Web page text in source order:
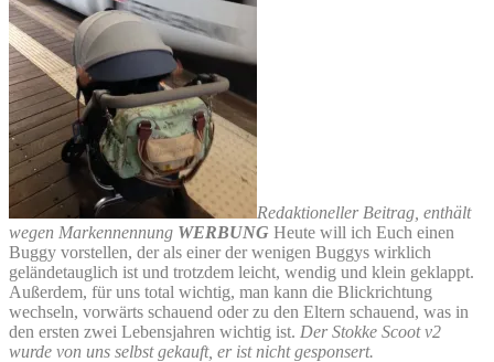
Redaktioneller Beitrag, enthält
wegen Markennennung WERBUNG Heute will ich Euch einen
Buggy vorstellen, der als einer der wenigen Buggys wirklich
geländetauglich ist und trotzdem leicht, wendig und klein geklappt.
Außerdem, für uns total wichtig, man kann die Blickrichtung
wechseln, vorwärts schauend oder zu den Eltern schauend, was in
den ersten zwei Lebensjahren wichtig ist. Der Stokke Scoot v2
wurde von uns selbst gekauft, er ist nicht gesponsert.